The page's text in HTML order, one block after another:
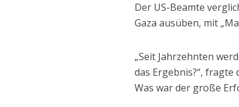
Der US-Beamte
Gaza ausüben, mit
„Seit Jahrzehnten
das Ergebnis?“, fragte
Was war der große